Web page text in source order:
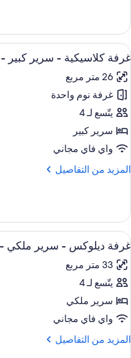
لغير
المدخنين
(Strip
View)
غرفة
ديلوكس
-
سرير
ملكي
لغير
المدخنين
(Strip
View)
استعراض
جميع
صور
غرفة
كلاسيكية
-
سرير
كبير
-
5
غرفة كلاسيكية - سرير كبير -
26 متر مربع
غرفة نوم واحدة
يتّسع لـ 4
سرير كبير
واي فاي مجاني
المزيد من التفاصيل
المزيد
غرفة
كلاسيكية
-
سرير
كبير
المدخنين
استعراض
جميع
صور
غرفة
ديلوكس
-
سرير
ملكي
7
غرفة ديلوكس - سرير ملكي -
33 متر مربع
يتّسع لـ 4
سرير ملكي
واي فاي مجاني
المزيد من التفاصيل
المزيد